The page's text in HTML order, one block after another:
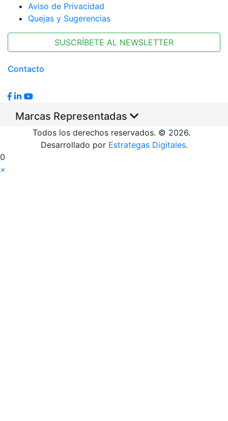
Aviso de Privacidad
Quejas y Sugerencias
SUSCRÍBETE AL NEWSLETTER
Contacto
Marcas Representadas
Todos los derechos reservados. © 2026.
Desarrollado por Estrategas Digitales.
0
×